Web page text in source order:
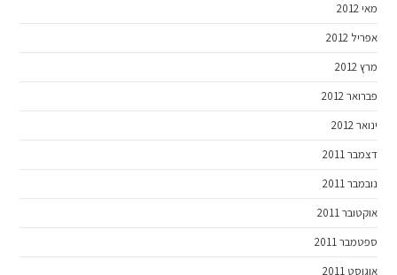
מאי 2012
אפריל 2012
מרץ 2012
פברואר 2012
ינואר 2012
דצמבר 2011
נובמבר 2011
אוקטובר 2011
ספטמבר 2011
אוגוסט 2011